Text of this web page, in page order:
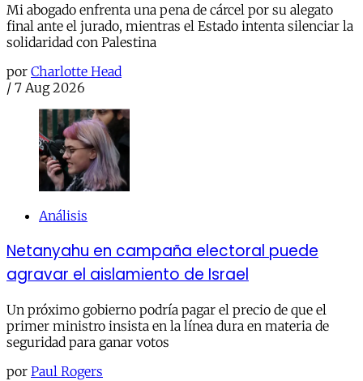
Mi abogado enfrenta una pena de cárcel por su alegato
final ante el jurado, mientras el Estado intenta silenciar la
solidaridad con Palestina
por Charlotte Head
/ 7 Aug 2026
Análisis
Netanyahu en campaña electoral puede
agravar el aislamiento de Israel
Un próximo gobierno podría pagar el precio de que el
primer ministro insista en la línea dura en materia de
seguridad para ganar votos
por Paul Rogers